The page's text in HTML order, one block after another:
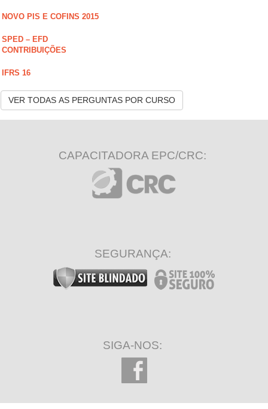
NOVO PIS E COFINS 2015
SPED – EFD
CONTRIBUIÇÕES
IFRS 16
VER TODAS AS PERGUNTAS POR CURSO
CAPACITADORA EPC/CRC:
SEGURANÇA:
SIGA-NOS: